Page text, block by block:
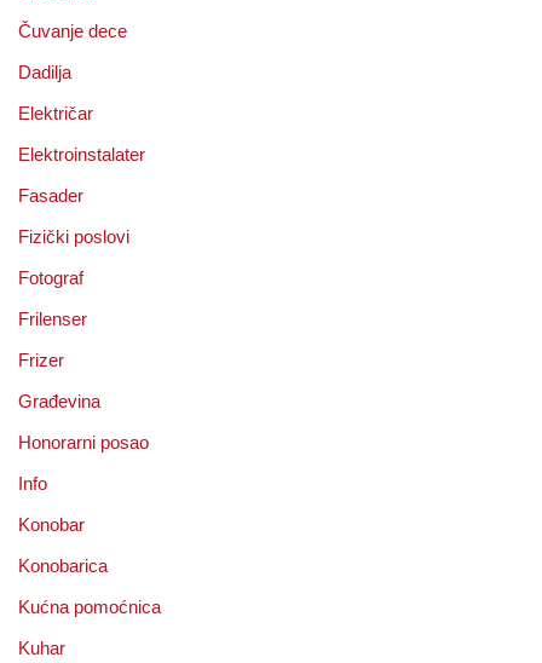
Čuvanje dece
Dadilja
Električar
Elektroinstalater
Fasader
Fizički poslovi
Fotograf
Frilenser
Frizer
Građevina
Honorarni posao
Info
Konobar
Konobarica
Kućna pomoćnica
Kuhar